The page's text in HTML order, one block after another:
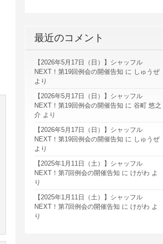
最近のコメント
【2026年5月17日（日）】シャッフル
NEXT！第19回例会の開催告知 に しゅうぜ
より
【2026年5月17日（日）】シャッフル
NEXT！第19回例会の開催告知 に谷町 悠之
介 より
【2026年5月17日（日）】シャッフル
NEXT！第19回例会の開催告知 に しゅうぜ
より
【2025年1月11日（土）】シャッフル
NEXT！第7回例会の開催告知 に けがわ よ
り
【2025年1月11日（土）】シャッフル
NEXT！第7回例会の開催告知 に けがわ よ
り